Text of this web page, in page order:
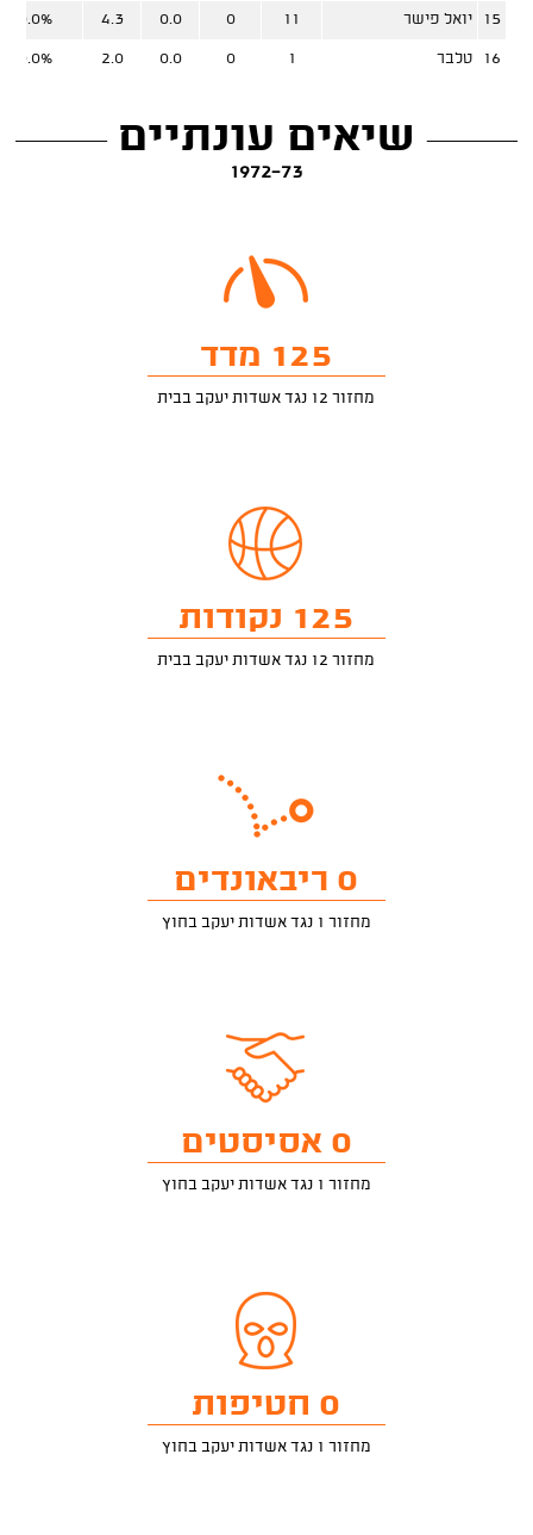
15 יואל פישר 11
0
0.0
4.3
0.0%
16 טלבר 1
0
0.0
2.0
0.0%
שיאים עונתיים
1972-73
125 מדד
מחזור 12 נגד אשדות יעקב בבית
125 נקודות
מחזור 12 נגד אשדות יעקב בבית
0 ריבאונדים
מחזור 1 נגד אשדות יעקב בחוץ
0 אסיסטים
מחזור 1 נגד אשדות יעקב בחוץ
0 חטיפות
מחזור 1 נגד אשדות יעקב בחוץ